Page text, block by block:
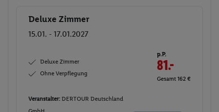
Buchen
Deluxe Zimmer
15.01. - 17.01.2027
Deluxe Zimmer
Ohne Verpflegung
p.P.
81.-
Gesamt 162 €
Veranstalter: DERTOUR Deutschland